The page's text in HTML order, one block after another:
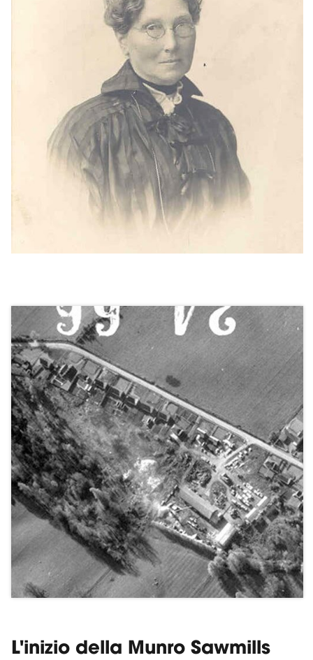
L'inizio della Munro Sawmills